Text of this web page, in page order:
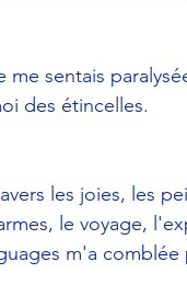
me sentais
des étincelles.
les joies, les
le voyage,
m'a